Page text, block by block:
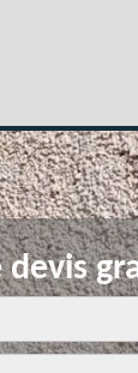
devis